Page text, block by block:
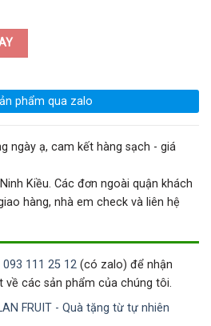
New Zeland MGO 550+ số lượng
phẩm qua zalo
ngày ạ, cam kết hàng sạch - giá
Kiều. Các đơn ngoài quận khách
hàng, nhà em check và liên hệ
093 111 25 12(có zalo) để nhận
các sản phẩm của chúng tôi.
FRUIT - Quà tặng từ tự nhiên